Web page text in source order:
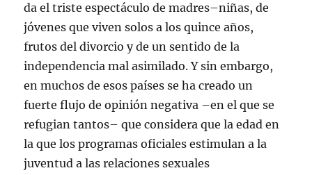
da el triste espectáculo de madres–niñas, de
jóvenes que viven solos a los quince años,
frutos del divorcio y de un sentido de la
independencia mal asimilado. Y sin embargo,
en muchos de esos países se ha creado un
fuerte flujo de opinión negativa –en el que se
refugian tantos– que considera que la edad en
la que los programas oficiales estimulan a la
juventud a las relaciones sexuales